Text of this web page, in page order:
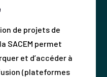
de projets de
SACEM permet
et d’accéder à
(plateformes